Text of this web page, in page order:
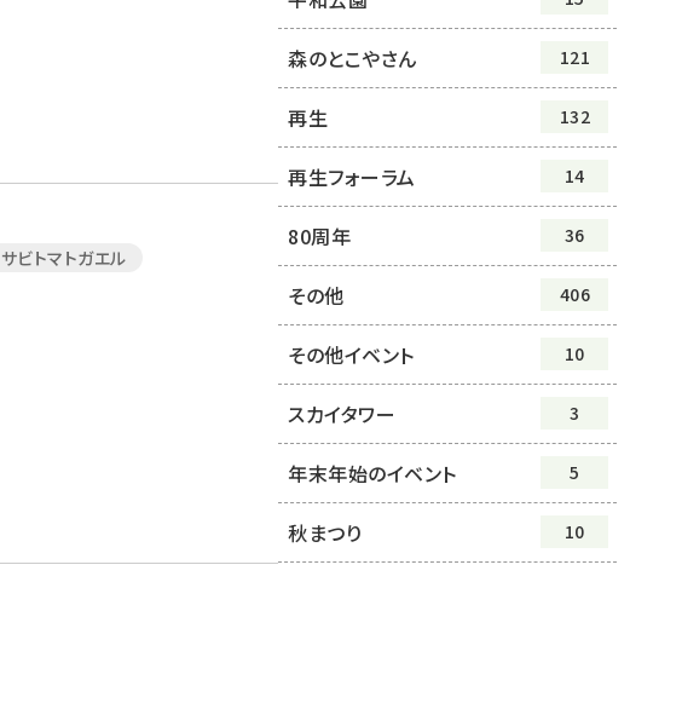
サビトマトガエル
森のとこやさん 121
再生 132
再生フォーラム 14
80周年 36
その他 406
その他イベント 10
スカイタワー 3
年末年始のイベント 5
秋まつり 10